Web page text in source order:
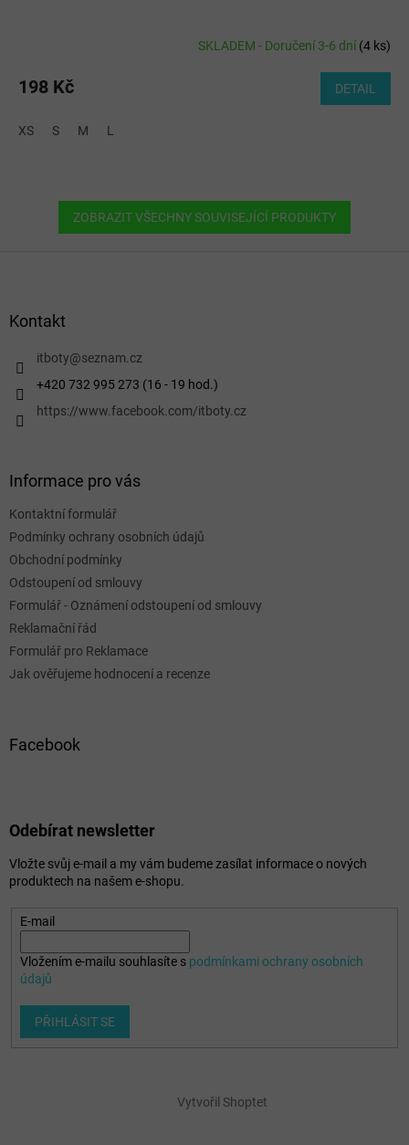
SKLADEM - Doručení 3-6 dní(4 ks)
198 Kč DETAIL
XS S M L
ZOBRAZIT VŠECHNY SOUVISEJÍCÍ PRODUKTY
Kontakt
itboty@seznam.cz
+420 732 995 273 (16 - 19 hod.)
https://www.facebook.com/itboty.cz
Informace pro vás
Kontaktní formulář
Podmínky ochrany osobních údajů
Obchodní podmínky
Odstoupení od smlouvy
Formulář - Oznámení odstoupení od smlouvy
Reklamační řád
Formulář pro Reklamace
Jak ověřujeme hodnocení a recenze
Facebook
Odebírat newsletter
Vložte svůj e-mail a my vám budeme zasílat informace o nových
produktech na našem e-shopu.
E-mail
Vložením e-mailu souhlasíte s podmínkami ochrany osobních
údajů
PŘIHLÁSIT SE
Vytvořil Shoptet